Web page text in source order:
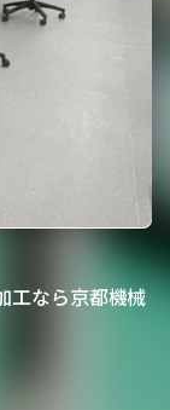
工なら京都機械